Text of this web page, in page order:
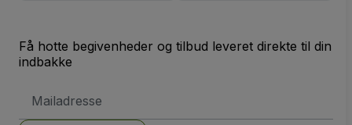
Få hotte begivenheder og tilbud leveret direkte til din
indbakke
adresse